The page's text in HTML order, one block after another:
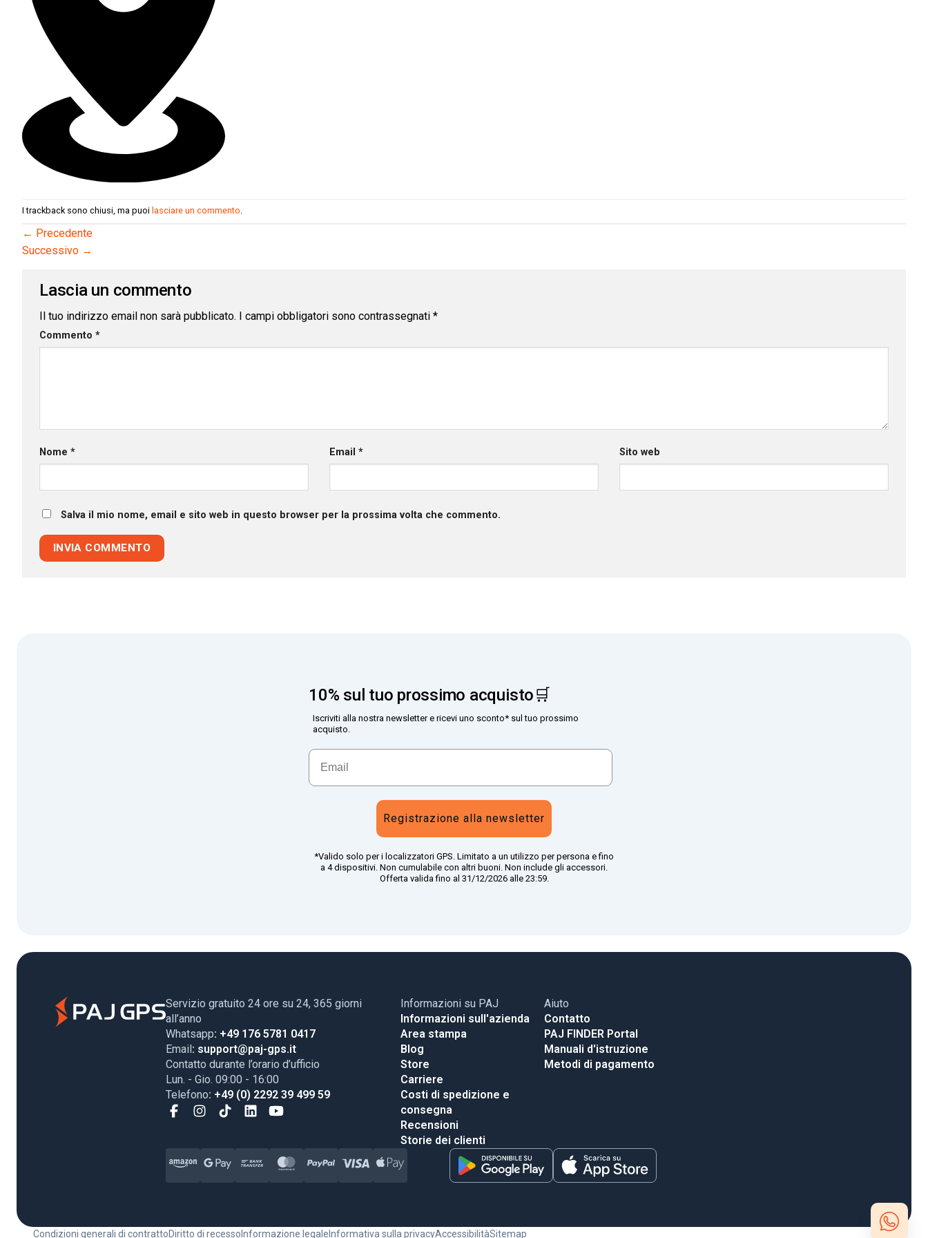
I trackback sono chiusi, ma puoi lasciare un commento.
← Precedente
Successivo →
Lascia un commento
Il tuo indirizzo email non sarà pubblicato. I campi obbligatori sono contrassegnati *
Commento *
Nome * Email * Sito web
Salva il mio nome, email e sito web in questo browser per la prossima volta che commento.
10% sul tuo prossimo acquisto🛒
Iscriviti alla nostra newsletter e ricevi uno sconto* sul tuo prossimo
acquisto.
Registrazione alla newsletter
*Valido solo per i localizzatori GPS. Limitato a un utilizzo per persona e fino
a 4 dispositivi. Non cumulabile con altri buoni. Non include gli accessori.
Offerta valida fino al 31/12/2026 alle 23:59.
Servizio gratuito 24 ore su 24, 365 giorni
all’anno
Whatsapp: +49 176 5781 0417
Email: support@paj-gps.it
Contatto durante l’orario d’ufficio
Lun. - Gio. 09:00 - 16:00
Telefono: +49 (0) 2292 39 499 59
Informazioni su PAJ
Informazioni sull'azienda
Area stampa
Blog
Store
Carriere
Costi di spedizione e
consegna
Recensioni
Storie dei clienti
Aiuto
Contatto
PAJ FINDER Portal
Manuali d'istruzione
Metodi di pagamento
Condizioni generali di contrattoDiritto di recesso Informazione legale Informativa sulla privacyAccessibilitàSitemap